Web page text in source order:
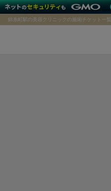
錦糸町駅の美容クリニックの施術チケット一覧